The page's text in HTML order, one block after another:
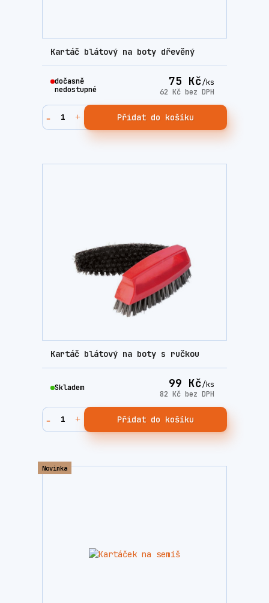
Kartáč blátový na boty dřevěný
75 Kč/ks
62 Kč bez DPH
dočasně
nedostupné
Přidat do košíku
Kartáč blátový na boty s ručkou
99 Kč/ks
82 Kč bez DPH
Skladem
Přidat do košíku
Novinka